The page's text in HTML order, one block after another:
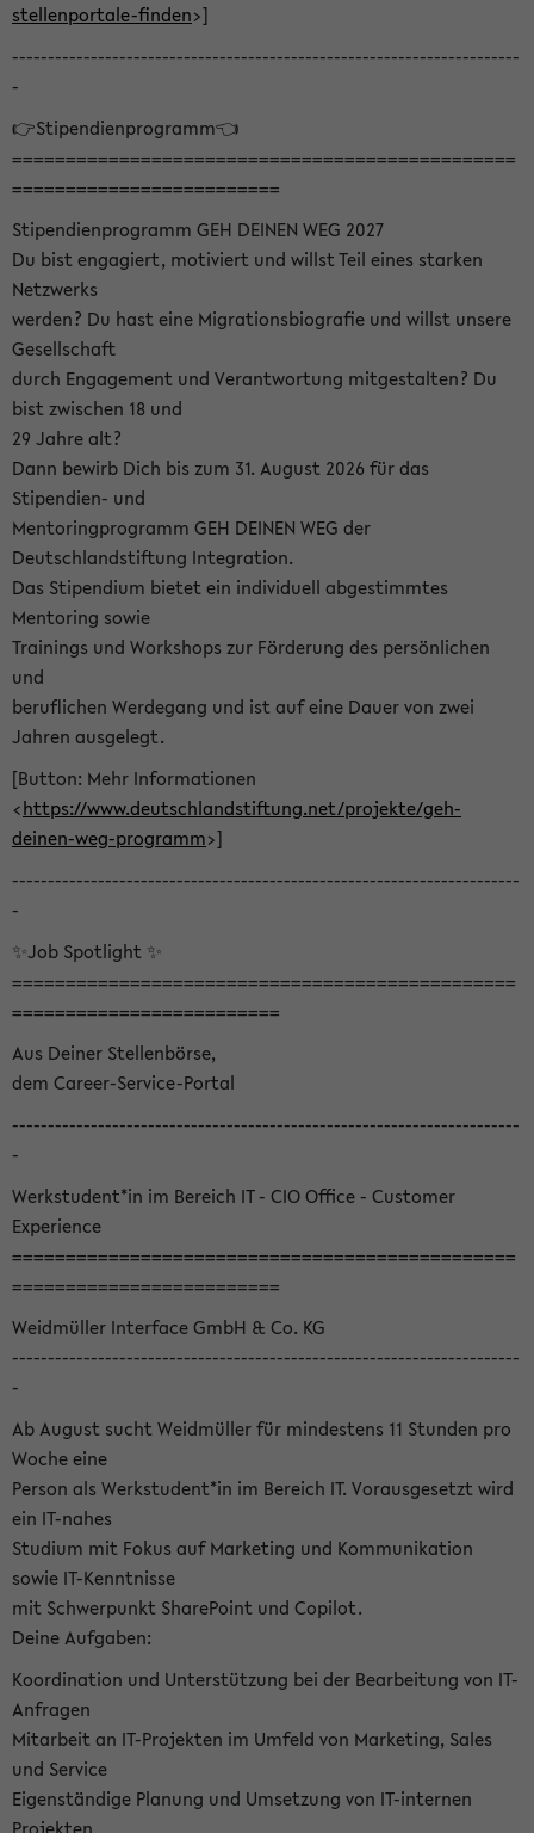
stellenportale-finden>]
-----------------------------------------------------------------------
-
👉Stipendienprogramm👈
===============================================
=========================
Stipendienprogramm GEH DEINEN WEG 2027
Du bist engagiert, motiviert und willst Teil eines starken
Netzwerks
werden? Du hast eine Migrationsbiografie und willst unsere
Gesellschaft
durch Engagement und Verantwortung mitgestalten? Du
bist zwischen 18 und
29 Jahre alt?
Dann bewirb Dich bis zum 31. August 2026 für das
Stipendien- und
Mentoringprogramm GEH DEINEN WEG der
Deutschlandstiftung Integration.
Das Stipendium bietet ein individuell abgestimmtes
Mentoring sowie
Trainings und Workshops zur Förderung des persönlichen
und
beruflichen Werdegang und ist auf eine Dauer von zwei
Jahren ausgelegt.
[Button: Mehr Informationen
<https://www.deutschlandstiftung.net/projekte/geh-
deinen-weg-programm>]
-----------------------------------------------------------------------
-
✨Job Spotlight ✨
===============================================
=========================
Aus Deiner Stellenbörse,
dem Career-Service-Portal
-----------------------------------------------------------------------
-
Werkstudent*in im Bereich IT - CIO Office - Customer
Experience
===============================================
=========================
Weidmüller Interface GmbH & Co. KG
-----------------------------------------------------------------------
-
Ab August sucht Weidmüller für mindestens 11 Stunden pro
Woche eine
Person als Werkstudent*in im Bereich IT. Vorausgesetzt wird
ein IT-nahes
Studium mit Fokus auf Marketing und Kommunikation
sowie IT-Kenntnisse
mit Schwerpunkt SharePoint und Copilot.
Deine Aufgaben:
Koordination und Unterstützung bei der Bearbeitung von IT-
Anfragen
Mitarbeit an IT-Projekten im Umfeld von Marketing, Sales
und Service
Eigenständige Planung und Umsetzung von IT-internen